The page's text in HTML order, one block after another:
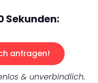
Sekunden:
anfragen!
& unverbindlich.